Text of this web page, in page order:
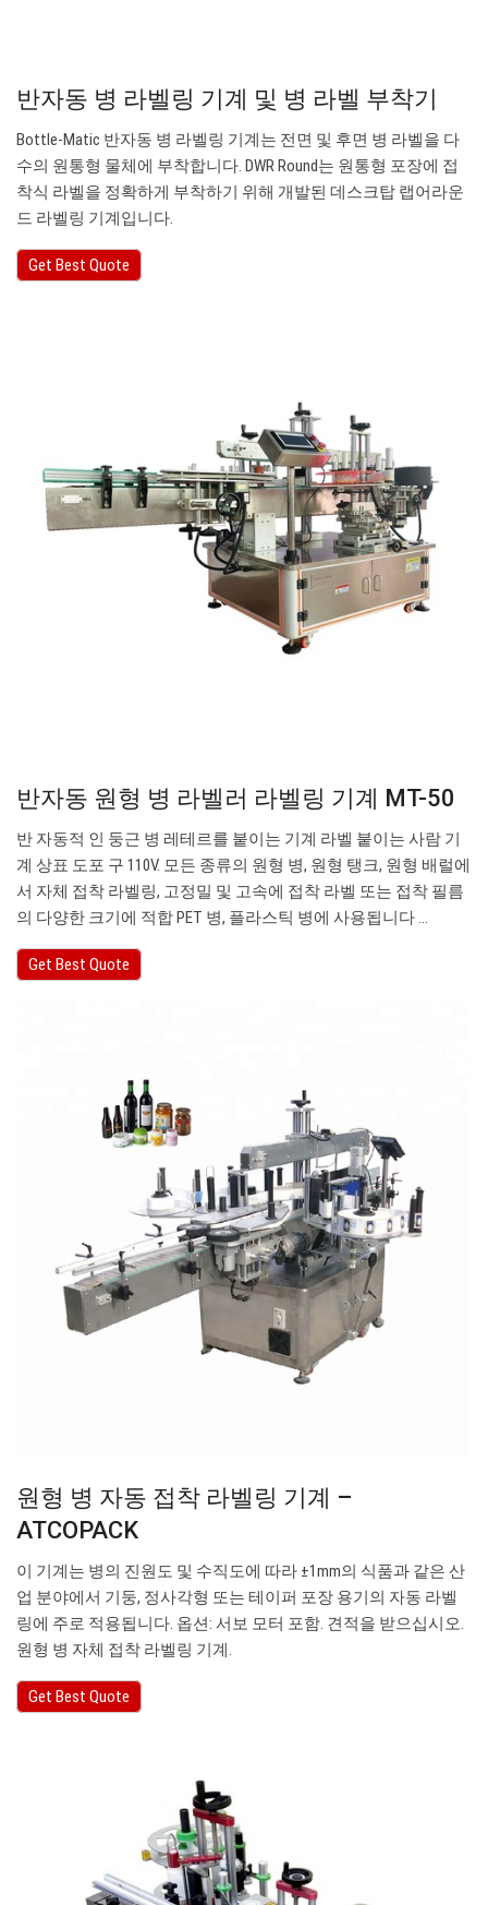
반자동 병 라벨링 기계 및 병 라벨 부착기
Bottle-Matic 반자동 병 라벨링 기계는 전면 및 후면 병 라벨을 다
수의 원통형 물체에 부착합니다. DWR Round는 원통형 포장에 접
착식 라벨을 정확하게 부착하기 위해 개발된 데스크탑 랩어라운
드 라벨링 기계입니다.
Get Best Quote
반자동 원형 병 라벨러 라벨링 기계 MT-50
반 자동적 인 둥근 병 레테르를 붙이는 기계 라벨 붙이는 사람 기
계 상표 도포 구 110V. 모든 종류의 원형 병, 원형 탱크, 원형 배럴에
서 자체 접착 라벨링, 고정밀 및 고속에 접착 라벨 또는 접착 필름
의 다양한 크기에 적합 PET 병, 플라스틱 병에 사용됩니다 ...
Get Best Quote
원형 병 자동 접착 라벨링 기계 –
ATCOPACK
이 기계는 병의 진원도 및 수직도에 따라 ±1mm의 식품과 같은 산
업 분야에서 기둥, 정사각형 또는 테이퍼 포장 용기의 자동 라벨
링에 주로 적용됩니다. 옵션: 서보 모터 포함. 견적을 받으십시오.
원형 병 자체 접착 라벨링 기계.
Get Best Quote